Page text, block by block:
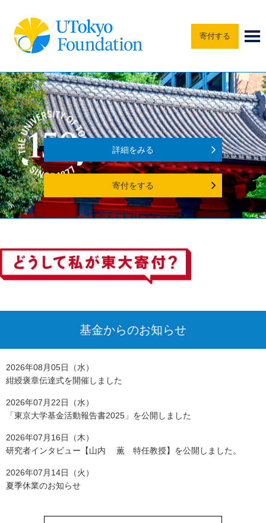
寄付する
詳細をみる
寄付をする
基金からのお知らせ
2026年08月05日（水）
紺綬褒章伝達式を開催しました
2026年07月22日（水）
「東京大学基金活動報告書2025」を公開しました
2026年07月16日（木）
研究者インタビュー【山内 薫 特任教授】を公開しました。
2026年07月14日（火）
夏季休業のお知らせ